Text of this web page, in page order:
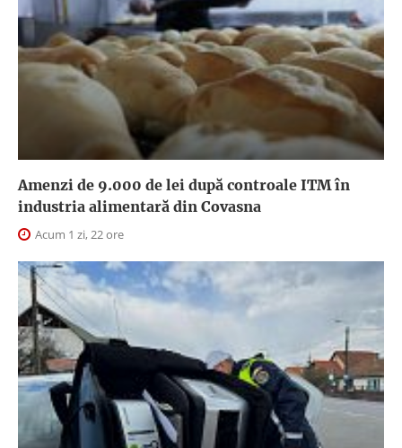
Amenzi de 9.000 de lei după controale ITM în
industria alimentară din Covasna
Acum 1 zi, 22 ore